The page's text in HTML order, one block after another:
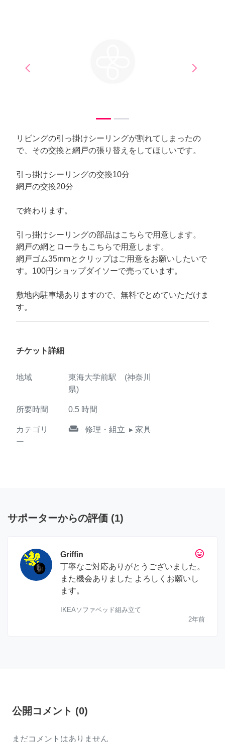
arrow_back_iosPrevious arrow_forward_iosNext
リビングの引っ掛けシーリングが割れてしまったの
で、その交換と網戸の張り替えをしてほしいです。
引っ掛けシーリングの交換10分
網戸の交換20分
で終わります。
引っ掛けシーリングの部品はこちらで用意します。
網戸の網とローラもこちらで用意します。
網戸ゴム35mmとクリップはご用意をお願いしたいで
す。100円ショップダイソーで売っています。
敷地内駐車場ありますので、無料でとめていただけま
す。
チケット詳細
地域
東海大学前駅 (神奈川
県)
所要時間 0.5 時間
カテゴリ
ー
weekend 修理・組立 ▸ 家具
サポーターからの評価 (1)
tag_faces
Griffin
丁寧なご対応ありがとうございました。
また機会ありました よろしくお願いし
ます。
IKEAソファベッド組み立て
2年前
公開コメント (0)
まだコメントはありません